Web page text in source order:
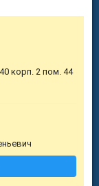
корп. 2 пом. 44